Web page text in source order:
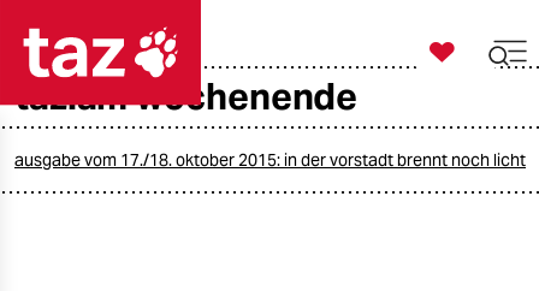
taz zahl ich

taz zahl ich
taz.am wochenende
ausgabe vom 17./18. oktober 2015: in der vorstadt brennt noch licht